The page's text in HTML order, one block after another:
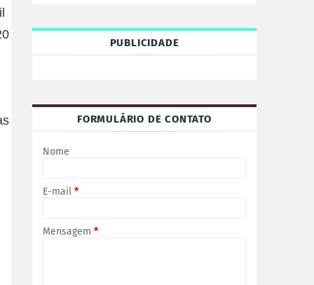
PUBLICIDADE
FORMULÁRIO DE CONTATO
Nome
E-mail *
Mensagem *